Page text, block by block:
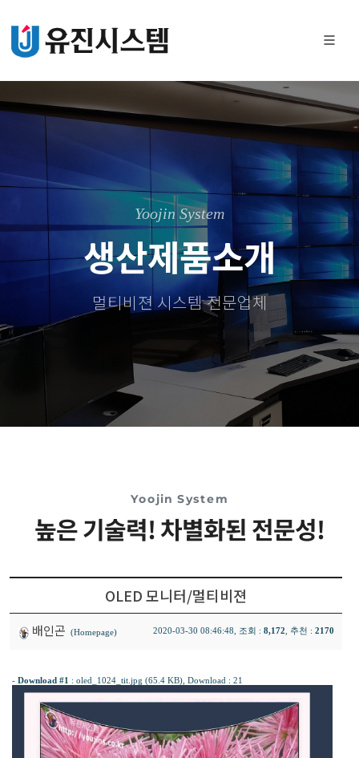
Yoojin System
생산제품소개
멀티비젼 시스템 전문업체
Yoojin System
높은 기술력! 차별화된 전문성!
OLED 모니터/멀티비젼
배인곤 (Homepage) 2020-03-30 08:46:48, 조회 : 8,172 , 추천 : 2170
- Download #1 : oled_1024_tit.jpg (65.4 KB) , Download : 21